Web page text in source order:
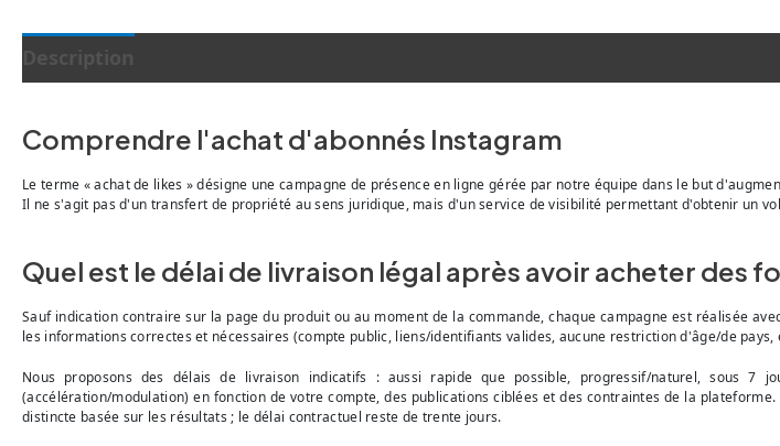
Description
Comprendre l'achat d'abonnés Instagram
Le terme « achat de likes » désigne une campagne de présence en ligne gérée par notre équipe dans le but
Il ne s'agit pas d'un transfert de propriété au sens juridique, mais d'un service de visibilité permettant d'obtenir un
Quel est le délai de livraison légal après avoir acheter des
Sauf indication contraire sur la page du produit ou au moment de la commande, chaque campagne est réalisée
les informations correctes et nécessaires (compte public, liens/identifiants valides, aucune restriction d'âge/de pays,
Nous proposons des délais de livraison indicatifs : aussi rapide que possible, progressif/naturel, sous
(accélération/modulation) en fonction de votre compte, des publications ciblées et des contraintes de la
distincte basée sur les résultats ; le délai contractuel reste de trente jours.